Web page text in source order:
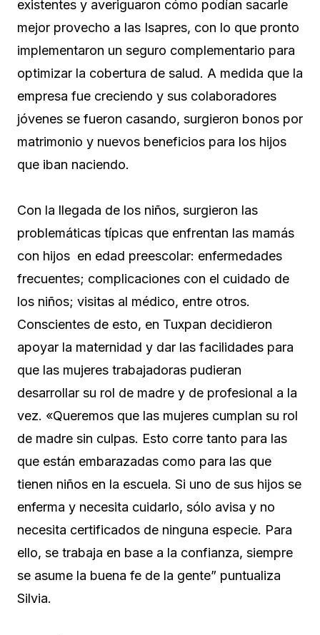
existentes y averiguaron cómo podían sacarle
mejor provecho a las Isapres, con lo que pronto
implementaron un seguro complementario para
optimizar la cobertura de salud. A medida que la
empresa fue creciendo y sus colaboradores
jóvenes se fueron casando, surgieron bonos por
matrimonio y nuevos beneficios para los hijos
que iban naciendo.
Con la llegada de los niños, surgieron las
problemáticas típicas que enfrentan las mamás
con hijos en edad preescolar: enfermedades
frecuentes; complicaciones con el cuidado de
los niños; visitas al médico, entre otros.
Conscientes de esto, en Tuxpan decidieron
apoyar la maternidad y dar las facilidades para
que las mujeres trabajadoras pudieran
desarrollar su rol de madre y de profesional a la
vez. «Queremos que las mujeres cumplan su rol
de madre sin culpas. Esto corre tanto para las
que están embarazadas como para las que
tienen niños en la escuela. Si uno de sus hijos se
enferma y necesita cuidarlo, sólo avisa y no
necesita certificados de ninguna especie. Para
ello, se trabaja en base a la confianza, siempre
se asume la buena fe de la gente” puntualiza
Silvia.